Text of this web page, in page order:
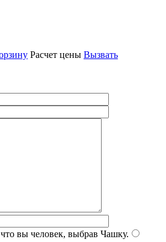
Расчет цены Вызвать
вы человек, выбрав Чашку.